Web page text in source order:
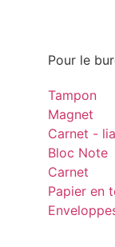
Pour le
Tampon
Magnet
Carnet -
Bloc Note
Carnet
Papier en